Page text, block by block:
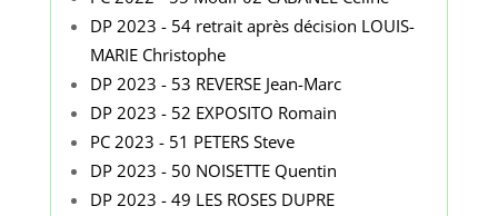
DP 2023 - 54 retrait après décision LOUIS-
MARIE Christophe
DP 2023 - 53 REVERSE Jean-Marc
DP 2023 - 52 EXPOSITO Romain
PC 2023 - 51 PETERS Steve
DP 2023 - 50 NOISETTE Quentin
DP 2023 - 49 LES ROSES DUPRE